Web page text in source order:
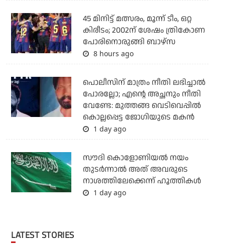
45 മിനിട്ട് മത്സരം, മൂന്ന് ടീം, ഒറ്റ
കിരീടം; 2002ന് ശേഷം ത്രികോണ
പോരിനൊരുങ്ങി ബാഴ്‌സ
8 hours ago
പൊലീസിന് മാത്രം നീതി ലഭിച്ചാല്‍
പോരല്ലോ; എന്റെ അച്ഛനും നീതി
വേണ്ടേ: മുത്തങ്ങ വെടിവെപ്പില്‍
കൊല്ലപ്പെട്ട ജോഗിയുടെ മകന്‍
1 day ago
സൗദി കൊളോണിയല്‍ നയം
തുടര്‍ന്നാല്‍ അത് അവരുടെ
നാശത്തിലേക്കെന്ന് ഹൂത്തികള്‍
1 day ago
LATEST STORIES